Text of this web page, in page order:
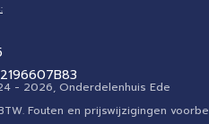
- 2026, Onderdelenhuis Ede
Fouten en prijswijzigingen